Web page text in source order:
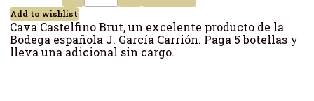
Add to wishlist
Cava Castelfino Brut, un excelente producto de la
Bodega española J. García Carrión. Paga 5 botellas y
lleva una adicional sin cargo.